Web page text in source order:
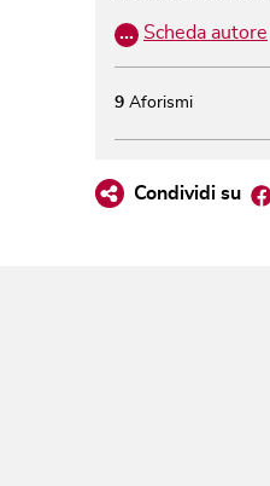
… Scheda autore
9 Aforismi
Condividi su